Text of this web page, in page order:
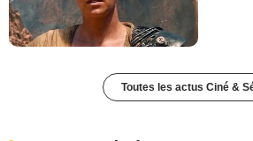
Toutes les actus Ciné &